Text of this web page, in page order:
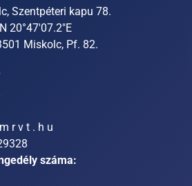
Szentpéteri kapu 78.
20°47'07.2"E
Miskolc, Pf. 82.
r v t . h u
száma: